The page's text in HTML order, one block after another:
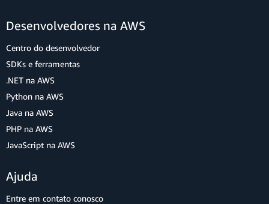
Desenvolvedores na AWS
Centro do desenvolvedor
SDKs e ferramentas
.NET na AWS
Python na AWS
Java na AWS
PHP na AWS
JavaScript na AWS
Ajuda
Entre em contato conosco